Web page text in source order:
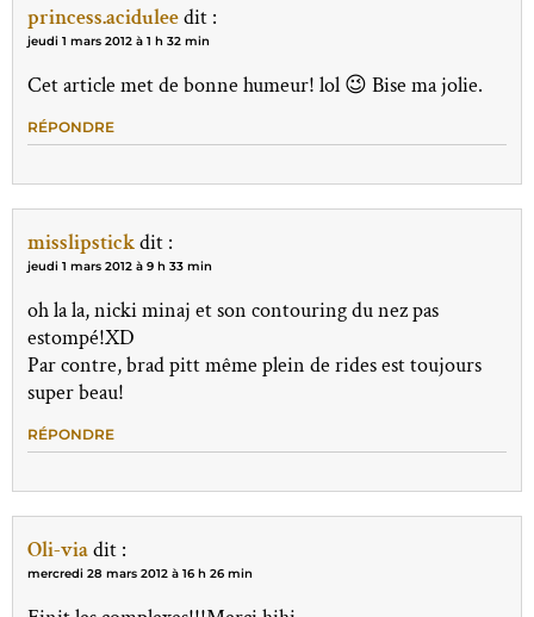
princess.aciduleedit :
jeudi 1 mars 2012 à 1 h 32 min
Cet article met de bonne humeur! lol 😉 Bise ma jolie.
RÉPONDRE
misslipstickdit :
jeudi 1 mars 2012 à 9 h 33 min
oh la la, nicki minaj et son contouring du nez pas
estompé!XD
Par contre, brad pitt même plein de rides est toujours
super beau!
RÉPONDRE
Oli-viadit :
mercredi 28 mars 2012 à 16 h 26 min